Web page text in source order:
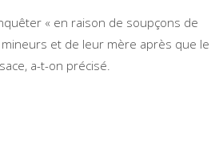
« en raison de soupçons de
et de leur mère après que le
a-t-on précisé.